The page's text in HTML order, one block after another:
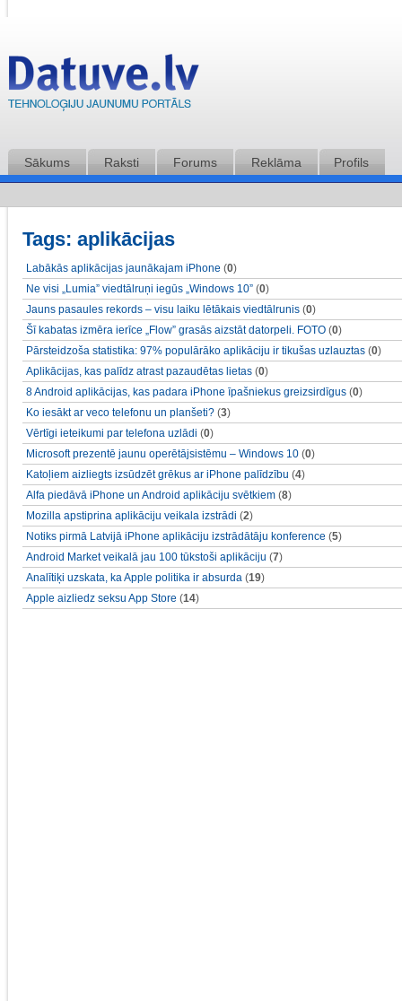
Sākums Raksti Forums Reklāma Profils
Tags: aplikācijas
Labākās aplikācijas jaunākajam iPhone (0)
Ne visi „Lumia” viedtālruņi iegūs „Windows 10” (0)
Jauns pasaules rekords – visu laiku lētākais viedtālrunis (0)
Šī kabatas izmēra ierīce „Flow” grasās aizstāt datorpeli. FOTO (0)
Pārsteidzoša statistika: 97% populārāko aplikāciju ir tikušas uzlauztas (0)
Aplikācijas, kas palīdz atrast pazaudētas lietas (0)
8 Android aplikācijas, kas padara iPhone īpašniekus greizsirdīgus (0)
Ko iesākt ar veco telefonu un planšeti? (3)
Vērtīgi ieteikumi par telefona uzlādi (0)
Microsoft prezentē jaunu operētājsistēmu – Windows 10 (0)
Katoļiem aizliegts izsūdzēt grēkus ar iPhone palīdzību (4)
Alfa piedāvā iPhone un Android aplikāciju svētkiem (8)
Mozilla apstiprina aplikāciju veikala izstrādi (2)
Notiks pirmā Latvijā iPhone aplikāciju izstrādātāju konference (5)
Android Market veikalā jau 100 tūkstoši aplikāciju (7)
Analītiķi uzskata, ka Apple politika ir absurda (19)
Apple aizliedz seksu App Store (14)